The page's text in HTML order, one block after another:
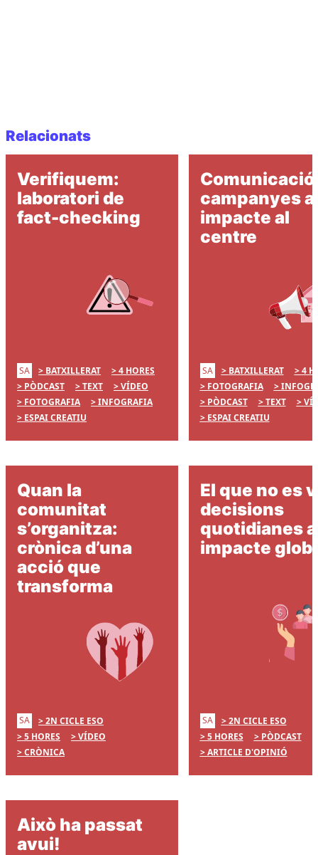
Relacionats
Verifiquem:
laboratori de
fact-checking
SA BATXILLERAT
4 HORES
PÒDCAST
TEXT
VÍDEO
FOTOGRAFIA
INFOGRAFIA
ESPAI CREATIU
Comunicació
campanyes
impacte al
centre
SA BATXILLERAT
4
FOTOGRAFIA
PÒDCAST
TEXT
ESPAI CREATIU
Quan la
comunitat
s’organitza:
crònica d’una
acció que
transforma
SA
2N CICLE ESO
5 HORES
VÍDEO
CRÒNICA
El que no es
decisions
quotidianes
impacte
SA
2N CICLE ESO
5 HORES
PÒDCAST
ARTICLE D'OPINIÓ
Això ha passat
avui!